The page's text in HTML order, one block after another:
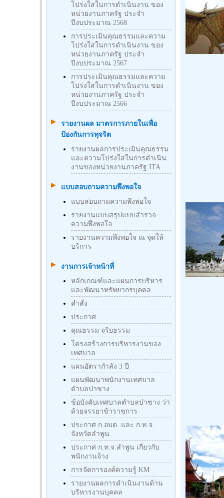
โปร่งใสในการดำเนินงาน ของ
หน่วยงานภาครัฐ ประจำ
ปีงบประมาณ 2568
การประเมินคุณธรรมและความ
โปร่งใสในการดำเนินงาน ของ
หน่วยงานภาครัฐ ประจำ
ปีงบประมาณ 2567
การประเมินคุณธรรมและความ
โปร่งใสในการดำเนินงาน ของ
หน่วยงานภาครัฐ ประจำ
ปีงบประมาณ 2566
รายงานผล มาตรการภายในเพื่อ
ป้องกันการทุจริต
รายงานผลการประเมินคุณธรรม
และความโปร่งใสในการดำเนิน
งานของหน่วยงานภาครัฐ ITA
แบบสอบถามความพึงพอใจ
แบบสอบถามความพึงพอใจ
รายงานแบบสรุปแบบสำรวจ
ความพึงพอใจ
รายงานความพึงพอใจ ณ จุดให้
บริการ
งานการเจ้าหน้าที่
หลักเกณฑ์และแผนการบริหาร
และพัฒนาทรัพยากรบุคคล
คำสั่ง
ประกาศ
คุณธรรม จริยธรรม
โครงสร้างการบริหารงานของ
เทศบาล
แผนอัตรากำลัง 3 ปี
แผนพัฒนาพนักงานเทศบาล
ตำบลป่าซาง
ข้อบังคับเทศบาลตำบลป่าซาง ว่า
ด้วยจรรยาข้าราชการ
ประกาศ ก.อบต. และ ก.ท.จ.
จังหวัดลำพูน
ประกาศ ก.ท.จ.ลำพูน เกี่ยวกับ
พนักงานจ้าง
การจัดการองค์ความรู้ KM
รายงานผลการดำเนินงานด้าน
บริหารงานบุคคล